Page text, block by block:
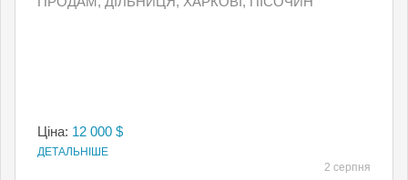
Ціна: 12 000 $
ДЕТАЛЬНІШЕ
2 серпня